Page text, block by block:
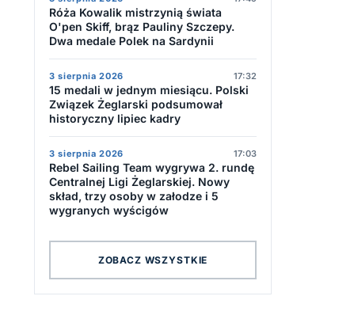
Róża Kowalik mistrzynią świata
O'pen Skiff, brąz Pauliny Szczepy.
Dwa medale Polek na Sardynii
3 sierpnia 2026 17:32
15 medali w jednym miesiącu. Polski
Związek Żeglarski podsumował
historyczny lipiec kadry
3 sierpnia 2026 17:03
Rebel Sailing Team wygrywa 2. rundę
Centralnej Ligi Żeglarskiej. Nowy
skład, trzy osoby w załodze i 5
wygranych wyścigów
ZOBACZ WSZYSTKIE